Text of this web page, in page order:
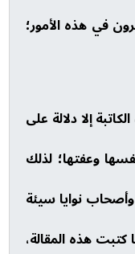
في هذه الأمور؛
إلا دلالة على
وعفتها؛ لذلك
نوايا سيئة
هذه المقالة،